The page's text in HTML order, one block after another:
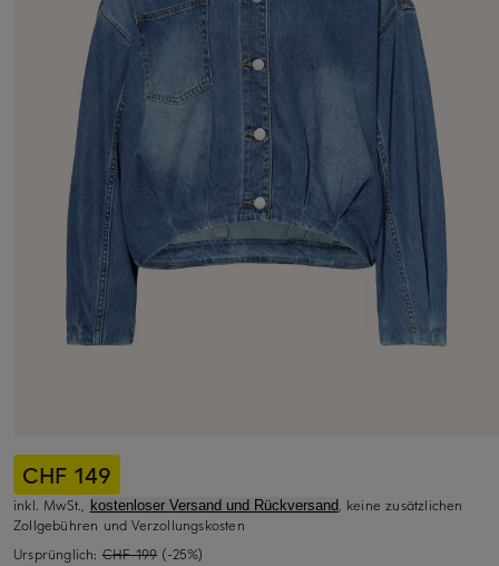
CHF 149
inkl. MwSt., kostenloser Versand und Rückversand, keine zusätzlichen
Zollgebühren und Verzollungskosten
Ursprünglich: CHF 199 (-25%)